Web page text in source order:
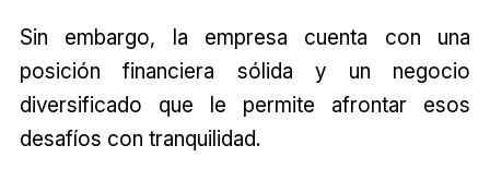
Sin embargo, la empresa cuenta con una
posición financiera sólida y un negocio
diversificado que le permite afrontar esos
desafíos con tranquilidad.